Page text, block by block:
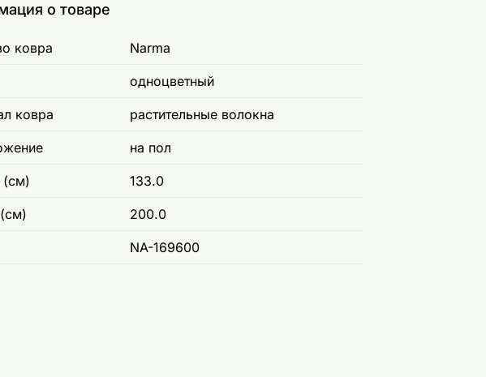
о товаре
ковра Narma
одноцветный
ковра растительные волокна
на пол
(см) 133.0
200.0
NA-169600